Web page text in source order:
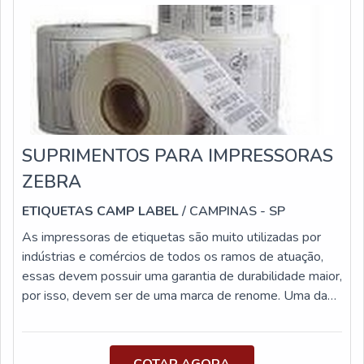
SUPRIMENTOS PARA IMPRESSORAS
ZEBRA
ETIQUETAS CAMP LABEL/ CAMPINAS - SP
As impressoras de etiquetas são muito utilizadas por
indústrias e comércios de todos os ramos de atuação,
essas devem possuir uma garantia de durabilidade maior,
por isso, devem ser de uma marca de renome. Uma das
a Zebra, que possui um padrão internacional. Quando é